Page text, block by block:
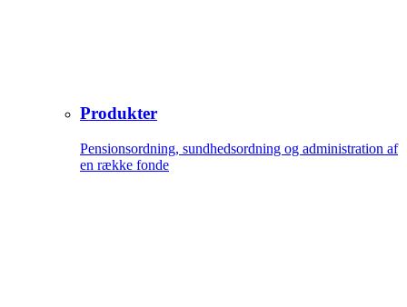
Produkter
Pensionsordning, sundhedsordning og administration af
en række fonde